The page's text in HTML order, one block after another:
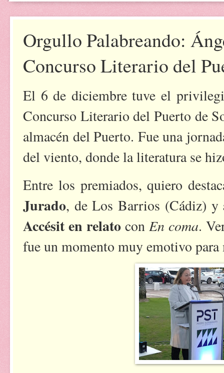
Orgullo Palabreando:
Concurso Literario del
El 6 de diciembre tuve el
Concurso Literario del Puerto de
almacén del Puerto. Fue una
del viento, donde la literatura se
Entre los premiados, quiero
Jurado, de Los Barrios (Cádiz) y
Accésit en relato con En coma.
fue un momento muy emotivo